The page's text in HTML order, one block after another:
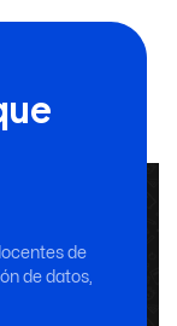
de
de datos,